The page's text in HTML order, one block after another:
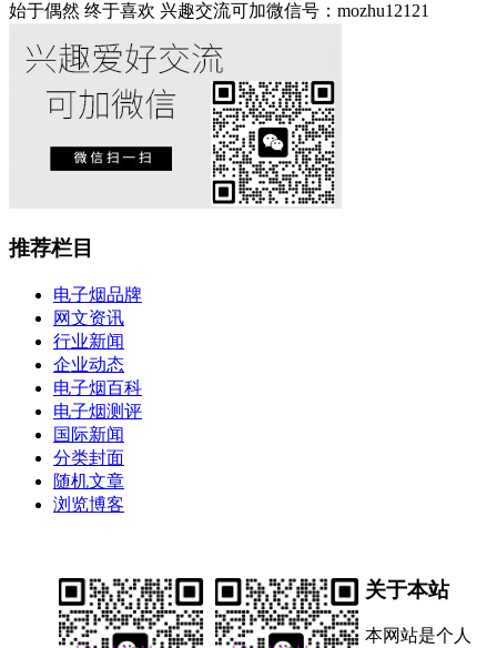
始于偶然 终于喜欢 兴趣交流可加微信号：mozhu12121
推荐栏目
电子烟品牌
网文资讯
行业新闻
企业动态
电子烟百科
电子烟测评
国际新闻
分类封面
随机文章
浏览博客
关于本站
本网站是个人